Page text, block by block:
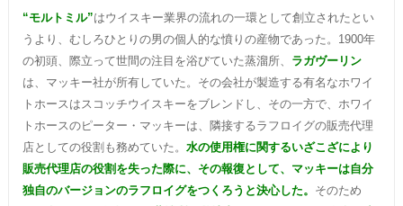
“モルトミル”はウイスキー業界の流れの一環として創立されたとい
うより、むしろひとりの男の個人的な憤りの産物であった。1900年
の初頭、際立って世間の注目を浴びていた蒸溜所、 ラガヴーリン
は、マッキー社が所有していた。その会社が製造する有名なホワイ
トホースはスコッチウイスキーをブレンドし、その一方で、ホワイ
トホースのピーター・マッキーは、隣接するラフロイグの販売代理
店としての役割も務めていた。 水の使用権に関するいざこざにより
販売代理店の役割を失った際に、その報復として、マッキーは自分
独自のバージョンのラフロイグをつくろうと決心した。 そのため